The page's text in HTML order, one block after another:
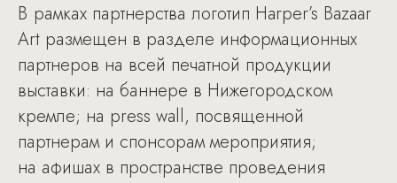
В рамках партнерства логотип Harper’s Bazaar
Art размещен в разделе информационных
партнеров на всей печатной продукции
выставки: на баннере в Нижегородском
кремле; на press wall, посвященной
партнерам и спонсорам мероприятия;
на афишах в пространстве проведения